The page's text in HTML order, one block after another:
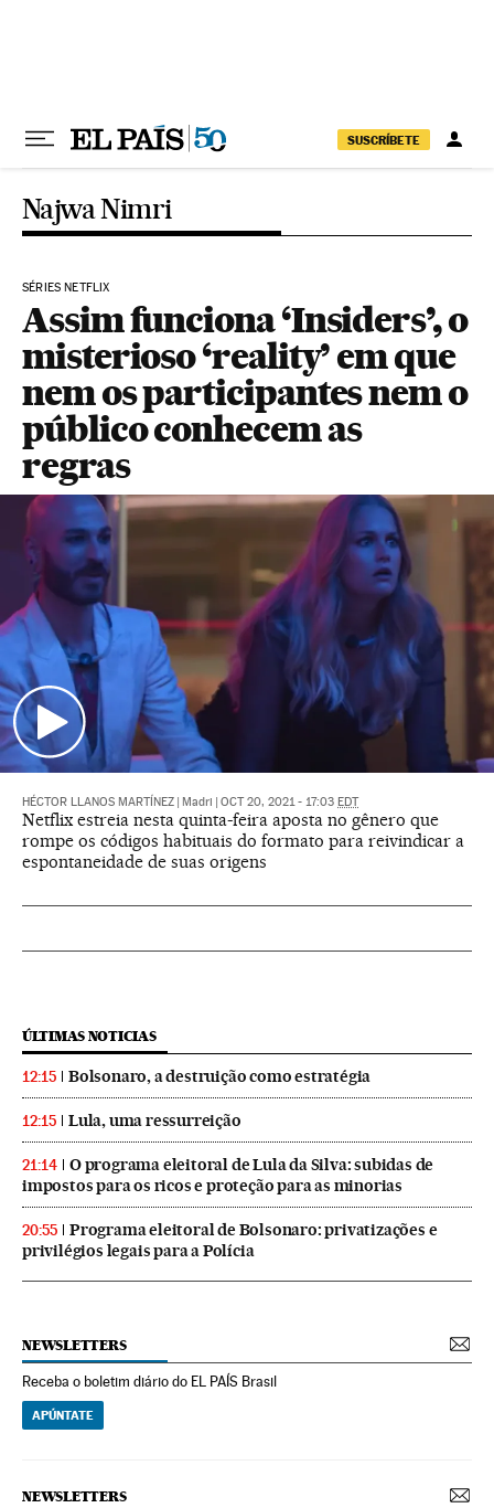
SUSCRÍBETE
Najwa Nimri
SÉRIES NETFLIX
Assim funciona ‘Insiders’, o
misterioso ‘reality’ em que
nem os participantes nem o
público conhecem as
regras
HÉCTOR LLANOS MARTÍNEZ Madri OCT 20, 2021 - 17:03 EDT
Netflix estreia nesta quinta-feira aposta no gênero que
rompe os códigos habituais do formato para reivindicar a
espontaneidade de suas origens
ÚLTIMAS NOTICIAS
12:15 Bolsonaro, a destruição como estratégia
12:15 Lula, uma ressurreição
21:14
O programa eleitoral de Lula da Silva: subidas de
impostos para os ricos e proteção para as minorias
20:55
Programa eleitoral de Bolsonaro: privatizações e
privilégios legais para a Polícia
NEWSLETTERS
Receba o boletim diário do EL PAÍS Brasil
APÚNTATE
NEWSLETTERS